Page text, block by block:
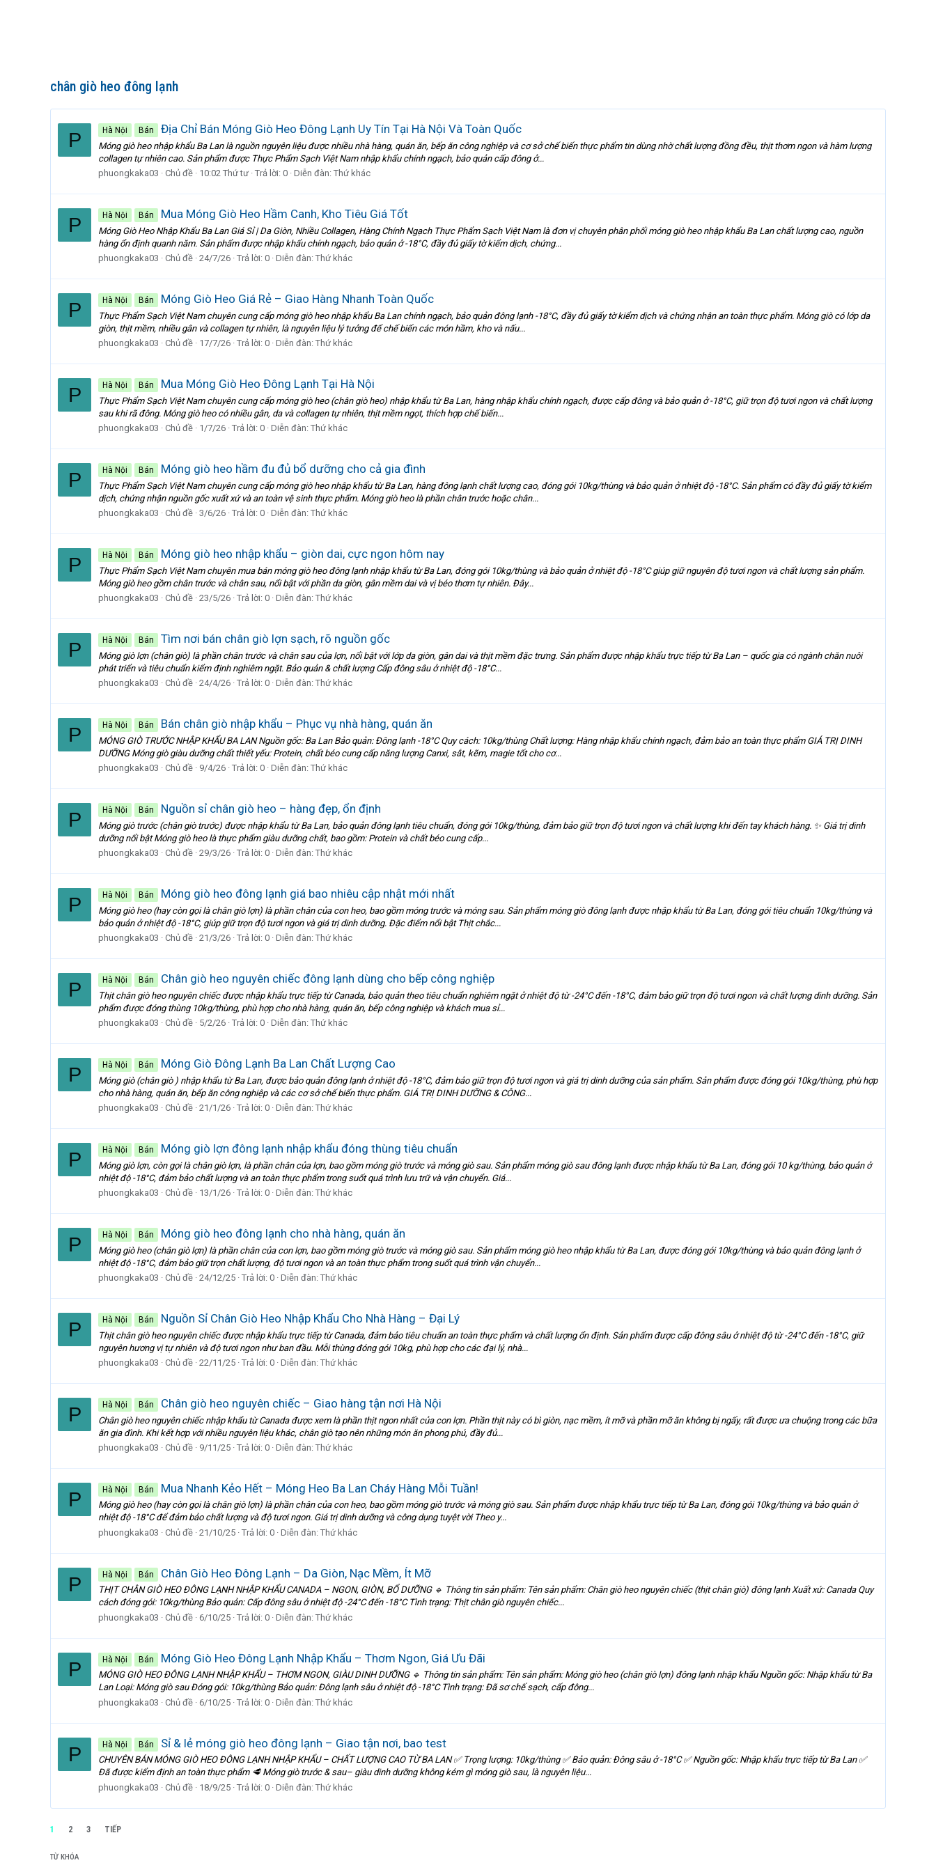
chân giò heo đông lạnh
P Hà Nội Bán Địa Chỉ Bán Móng Giò Heo Đông Lạnh Uy Tín Tại Hà Nội Và Toàn Quốc
Móng giò heo nhập khẩu Ba Lan là nguồn nguyên liệu được nhiều nhà hàng, quán ăn, bếp ăn công nghiệp và cơ sở chế biến thực phẩm tin dùng nhờ chất lượng đồng đều, thịt thơm ngon và hàm lượng
collagen tự nhiên cao. Sản phẩm được Thực Phẩm Sạch Việt Nam nhập khẩu chính ngạch, bảo quản cấp đông ở...
phuongkaka03
Chủ đề 10:02 Thứ tư Trả lời: 0 Diễn đàn: Thứ khác
P Hà Nội Bán Mua Móng Giò Heo Hầm Canh, Kho Tiêu Giá Tốt
Móng Giò Heo Nhập Khẩu Ba Lan Giá Sỉ | Da Giòn, Nhiều Collagen, Hàng Chính Ngạch Thực Phẩm Sạch Việt Nam là đơn vị chuyên phân phối móng giò heo nhập khẩu Ba Lan chất lượng cao, nguồn
hàng ổn định quanh năm. Sản phẩm được nhập khẩu chính ngạch, bảo quản ở -18°C, đầy đủ giấy tờ kiểm dịch, chứng...
phuongkaka03
Chủ đề 24/7/26 Trả lời: 0 Diễn đàn: Thứ khác
P Hà Nội Bán Móng Giò Heo Giá Rẻ – Giao Hàng Nhanh Toàn Quốc
Thực Phẩm Sạch Việt Nam chuyên cung cấp móng giò heo nhập khẩu Ba Lan chính ngạch, bảo quản đông lạnh -18°C, đầy đủ giấy tờ kiểm dịch và chứng nhận an toàn thực phẩm. Móng giò có lớp da
giòn, thịt mềm, nhiều gân và collagen tự nhiên, là nguyên liệu lý tưởng để chế biến các món hầm, kho và nấu...
phuongkaka03
Chủ đề 17/7/26 Trả lời: 0 Diễn đàn: Thứ khác
P Hà Nội Bán Mua Móng Giò Heo Đông Lạnh Tại Hà Nội
Thực Phẩm Sạch Việt Nam chuyên cung cấp móng giò heo (chân giò heo) nhập khẩu từ Ba Lan, hàng nhập khẩu chính ngạch, được cấp đông và bảo quản ở -18°C, giữ trọn độ tươi ngon và chất lượng
sau khi rã đông. Móng giò heo có nhiều gân, da và collagen tự nhiên, thịt mềm ngọt, thích hợp chế biến...
phuongkaka03
Chủ đề 1/7/26 Trả lời: 0 Diễn đàn: Thứ khác
P Hà Nội Bán Móng giò heo hầm đu đủ bổ dưỡng cho cả gia đình
Thực Phẩm Sạch Việt Nam chuyên cung cấp móng giò heo nhập khẩu từ Ba Lan, hàng đông lạnh chất lượng cao, đóng gói 10kg/thùng và bảo quản ở nhiệt độ -18°C. Sản phẩm có đầy đủ giấy tờ kiểm
dịch, chứng nhận nguồn gốc xuất xứ và an toàn vệ sinh thực phẩm. Móng giò heo là phần chân trước hoặc chân...
phuongkaka03
Chủ đề 3/6/26 Trả lời: 0 Diễn đàn: Thứ khác
P Hà Nội Bán Móng giò heo nhập khẩu – giòn dai, cực ngon hôm nay
Thực Phẩm Sạch Việt Nam chuyên mua bán móng giò heo đông lạnh nhập khẩu từ Ba Lan, đóng gói 10kg/thùng và bảo quản ở nhiệt độ -18°C giúp giữ nguyên độ tươi ngon và chất lượng sản phẩm.
Móng giò heo gồm chân trước và chân sau, nổi bật với phần da giòn, gân mềm dai và vị béo thơm tự nhiên. Đây...
phuongkaka03
Chủ đề 23/5/26 Trả lời: 0 Diễn đàn: Thứ khác
P Hà Nội Bán Tìm nơi bán chân giò lợn sạch, rõ nguồn gốc
Móng giò lợn (chân giò) là phần chân trước và chân sau của lợn, nổi bật với lớp da giòn, gân dai và thịt mềm đặc trưng. Sản phẩm được nhập khẩu trực tiếp từ Ba Lan – quốc gia có ngành chăn nuôi
phát triển và tiêu chuẩn kiểm định nghiêm ngặt. Bảo quản & chất lượng Cấp đông sâu ở nhiệt độ -18°C...
phuongkaka03
Chủ đề 24/4/26 Trả lời: 0 Diễn đàn: Thứ khác
P Hà Nội Bán Bán chân giò nhập khẩu – Phục vụ nhà hàng, quán ăn
MÓNG GIÒ TRƯỚC NHẬP KHẨU BA LAN Nguồn gốc: Ba Lan Bảo quản: Đông lạnh -18°C Quy cách: 10kg/thùng Chất lượng: Hàng nhập khẩu chính ngạch, đảm bảo an toàn thực phẩm GIÁ TRỊ DINH
DƯỠNG Móng giò giàu dưỡng chất thiết yếu: Protein, chất béo cung cấp năng lượng Canxi, sắt, kẽm, magie tốt cho cơ...
phuongkaka03
Chủ đề 9/4/26 Trả lời: 0 Diễn đàn: Thứ khác
P Hà Nội Bán Nguồn sỉ chân giò heo – hàng đẹp, ổn định
Móng giò trước (chân giò trước) được nhập khẩu từ Ba Lan, bảo quản đông lạnh tiêu chuẩn, đóng gói 10kg/thùng, đảm bảo giữ trọn độ tươi ngon và chất lượng khi đến tay khách hàng. ✨ Giá trị dinh
dưỡng nổi bật Móng giò heo là thực phẩm giàu dưỡng chất, bao gồm: Protein và chất béo cung cấp...
phuongkaka03
Chủ đề 29/3/26 Trả lời: 0 Diễn đàn: Thứ khác
P Hà Nội Bán Móng giò heo đông lạnh giá bao nhiêu cập nhật mới nhất
Móng giò heo (hay còn gọi là chân giò lợn) là phần chân của con heo, bao gồm móng trước và móng sau. Sản phẩm móng giò đông lạnh được nhập khẩu từ Ba Lan, đóng gói tiêu chuẩn 10kg/thùng và
bảo quản ở nhiệt độ -18°C, giúp giữ trọn độ tươi ngon và giá trị dinh dưỡng. Đặc điểm nổi bật Thịt chắc...
phuongkaka03
Chủ đề 21/3/26 Trả lời: 0 Diễn đàn: Thứ khác
P Hà Nội Bán Chân giò heo nguyên chiếc đông lạnh dùng cho bếp công nghiệp
Thịt chân giò heo nguyên chiếc được nhập khẩu trực tiếp từ Canada, bảo quản theo tiêu chuẩn nghiêm ngặt ở nhiệt độ từ -24°C đến -18°C, đảm bảo giữ trọn độ tươi ngon và chất lượng dinh dưỡng. Sản
phẩm được đóng thùng 10kg/thùng, phù hợp cho nhà hàng, quán ăn, bếp công nghiệp và khách mua sỉ...
phuongkaka03
Chủ đề 5/2/26 Trả lời: 0 Diễn đàn: Thứ khác
P Hà Nội Bán Móng Giò Đông Lạnh Ba Lan Chất Lượng Cao
Móng giò (chân giò ) nhập khẩu từ Ba Lan, được bảo quản đông lạnh ở nhiệt độ -18°C, đảm bảo giữ trọn độ tươi ngon và giá trị dinh dưỡng của sản phẩm. Sản phẩm được đóng gói 10kg/thùng, phù hợp
cho nhà hàng, quán ăn, bếp ăn công nghiệp và các cơ sở chế biến thực phẩm. GIÁ TRỊ DINH DƯỠNG & CÔNG...
phuongkaka03
Chủ đề 21/1/26 Trả lời: 0 Diễn đàn: Thứ khác
P Hà Nội Bán Móng giò lợn đông lạnh nhập khẩu đóng thùng tiêu chuẩn
Móng giò lợn, còn gọi là chân giò lợn, là phần chân của lợn, bao gồm móng giò trước và móng giò sau. Sản phẩm móng giò sau đông lạnh được nhập khẩu từ Ba Lan, đóng gói 10 kg/thùng, bảo quản ở
nhiệt độ -18°C, đảm bảo chất lượng và an toàn thực phẩm trong suốt quá trình lưu trữ và vận chuyển. Giá...
phuongkaka03
Chủ đề 13/1/26 Trả lời: 0 Diễn đàn: Thứ khác
P Hà Nội Bán Móng giò heo đông lạnh cho nhà hàng, quán ăn
Móng giò heo (chân giò lợn) là phần chân của con lợn, bao gồm móng giò trước và móng giò sau. Sản phẩm móng giò heo nhập khẩu từ Ba Lan, được đóng gói 10kg/thùng và bảo quản đông lạnh ở
nhiệt độ -18°C, đảm bảo giữ trọn chất lượng, độ tươi ngon và an toàn thực phẩm trong suốt quá trình vận chuyển...
phuongkaka03
Chủ đề 24/12/25 Trả lời: 0 Diễn đàn: Thứ khác
P Hà Nội Bán Nguồn Sỉ Chân Giò Heo Nhập Khẩu Cho Nhà Hàng – Đại Lý
Thịt chân giò heo nguyên chiếc được nhập khẩu trực tiếp từ Canada, đảm bảo tiêu chuẩn an toàn thực phẩm và chất lượng ổn định. Sản phẩm được cấp đông sâu ở nhiệt độ từ -24°C đến -18°C, giữ
nguyên hương vị tự nhiên và độ tươi ngon như ban đầu. Mỗi thùng đóng gói 10kg, phù hợp cho các đại lý, nhà...
phuongkaka03
Chủ đề 22/11/25 Trả lời: 0 Diễn đàn: Thứ khác
P Hà Nội Bán Chân giò heo nguyên chiếc – Giao hàng tận nơi Hà Nội
Chân giò heo nguyên chiếc nhập khẩu từ Canada được xem là phần thịt ngon nhất của con lợn. Phần thịt này có bì giòn, nạc mềm, ít mỡ và phần mỡ ăn không bị ngấy, rất được ưa chuộng trong các bữa
ăn gia đình. Khi kết hợp với nhiều nguyên liệu khác, chân giò tạo nên những món ăn phong phú, đầy đủ...
phuongkaka03
Chủ đề 9/11/25 Trả lời: 0 Diễn đàn: Thứ khác
P Hà Nội Bán Mua Nhanh Kẻo Hết – Móng Heo Ba Lan Cháy Hàng Mỗi Tuần!
Móng giò heo (hay còn gọi là chân giò lợn) là phần chân của con heo, bao gồm móng giò trước và móng giò sau. Sản phẩm được nhập khẩu trực tiếp từ Ba Lan, đóng gói 10kg/thùng và bảo quản ở
nhiệt độ -18°C để đảm bảo chất lượng và độ tươi ngon. Giá trị dinh dưỡng và công dụng tuyệt vời Theo y...
phuongkaka03
Chủ đề 21/10/25 Trả lời: 0 Diễn đàn: Thứ khác
P Hà Nội Bán Chân Giò Heo Đông Lạnh – Da Giòn, Nạc Mềm, Ít Mỡ
THỊT CHÂN GIÒ HEO ĐÔNG LẠNH NHẬP KHẨU CANADA – NGON, GIÒN, BỔ DƯỠNG 🔹 Thông tin sản phẩm: Tên sản phẩm: Chân giò heo nguyên chiếc (thịt chân giò) đông lạnh Xuất xứ: Canada Quy
cách đóng gói: 10kg/thùng Bảo quản: Cấp đông sâu ở nhiệt độ -24°C đến -18°C Tình trạng: Thịt chân giò nguyên chiếc...
phuongkaka03
Chủ đề 6/10/25 Trả lời: 0 Diễn đàn: Thứ khác
P Hà Nội Bán Móng Giò Heo Đông Lạnh Nhập Khẩu – Thơm Ngon, Giá Ưu Đãi
MÓNG GIÒ HEO ĐÔNG LẠNH NHẬP KHẨU – THƠM NGON, GIÀU DINH DƯỠNG 🔹 Thông tin sản phẩm: Tên sản phẩm: Móng giò heo (chân giò lợn) đông lạnh nhập khẩu Nguồn gốc: Nhập khẩu từ Ba
Lan Loại: Móng giò sau Đóng gói: 10kg/thùng Bảo quản: Đông lạnh sâu ở nhiệt độ -18°C Tình trạng: Đã sơ chế sạch, cấp đông...
phuongkaka03
Chủ đề 6/10/25 Trả lời: 0 Diễn đàn: Thứ khác
P Hà Nội Bán Sỉ & lẻ móng giò heo đông lạnh – Giao tận nơi, bao test
CHUYÊN BÁN MÓNG GIÒ HEO ĐÔNG LẠNH NHẬP KHẨU – CHẤT LƯỢNG CAO TỪ BA LAN ✅ Trọng lượng: 10kg/thùng ✅ Bảo quản: Đông sâu ở -18°C ✅ Nguồn gốc: Nhập khẩu trực tiếp từ Ba Lan ✅
Đã được kiểm định an toàn thực phẩm 🥩 Móng giò trước & sau– giàu dinh dưỡng không kém gì móng giò sau, là nguyên liệu...
phuongkaka03
Chủ đề 18/9/25 Trả lời: 0 Diễn đàn: Thứ khác
1 2 3 TIẾP
TỪ KHÓA